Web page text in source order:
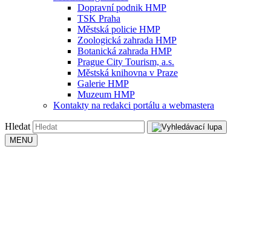
Dopravní podnik HMP
TSK Praha
Městská policie HMP
Zoologická zahrada HMP
Botanická zahrada HMP
Prague City Tourism, a.s.
Městská knihovna v Praze
Galerie HMP
Muzeum HMP
Kontakty na redakci portálu a webmastera
Hledat
MENU